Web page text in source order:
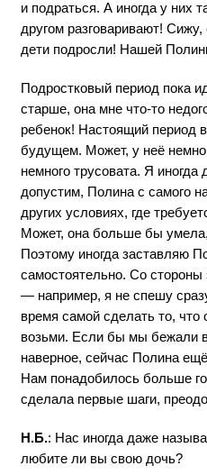
и подраться. А иногда у них
другом разговаривают!
дети подросли! Нашей
Подростковый период пока
старше, она мне что-то
ребенок! Настоящий период
будущем. Может, у неё
немного трусовата. Я
допустим, Полина с самого
других условиях, где
Может, она больше бы
Поэтому иногда заставляю
самостоятельно. Со стороны
— например, я не спешу
время самой сделать то, что
возьми. Если бы мы бежали
наверное, сейчас Полина
Нам понадобилось больше
сделала первые шаги,
Н.Б.: Нас иногда даже
любите ли вы свою дочь?